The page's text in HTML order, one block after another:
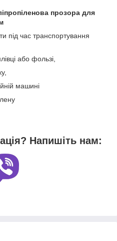
прозора для
під час транспортування
або фользі,
машині
Напишіть нам: